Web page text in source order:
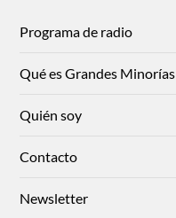
Programa de radio
Qué es Grandes Minorías
Quién soy
Contacto
Newsletter